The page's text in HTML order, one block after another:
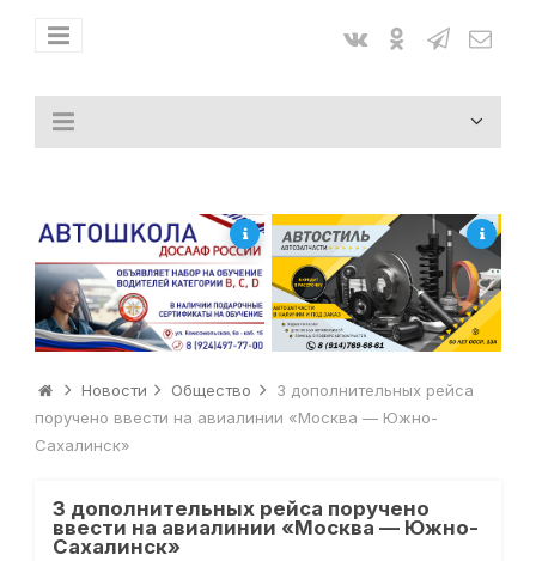
Новости Общество
3 дополнительных рейса
поручено ввести на авиалинии «Москва — Южно-
Сахалинск»
3 дополнительных рейса поручено
ввести на авиалинии «Москва — Южно-
Сахалинск»